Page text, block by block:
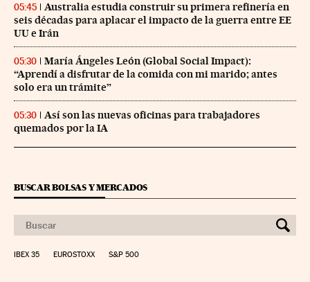
05:45
Australia estudia construir su primera refinería en
seis décadas para aplacar el impacto de la guerra entre EE
UU e Irán
05:30
María Ángeles León (Global Social Impact):
“Aprendí a disfrutar de la comida con mi marido; antes
solo era un trámite”
05:30
Así son las nuevas oficinas para trabajadores
quemados por la IA
BUSCAR BOLSAS Y MERCADOS
IBEX 35 EUROSTOXX S&P 500